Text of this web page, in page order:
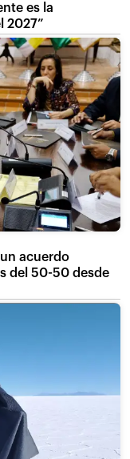
es la
2027”
acuerdo
del 50-50 desde